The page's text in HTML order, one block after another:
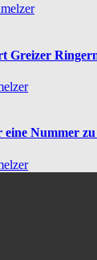
Greizer
eine Nummer